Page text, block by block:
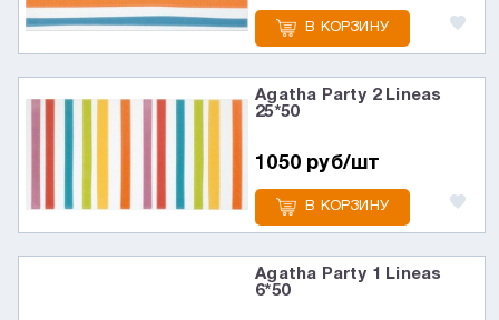
В КОРЗИНУ
Agatha Party 2 Lineas
25*50
1050 руб/шт
В КОРЗИНУ
Agatha Party 1 Lineas
6*50